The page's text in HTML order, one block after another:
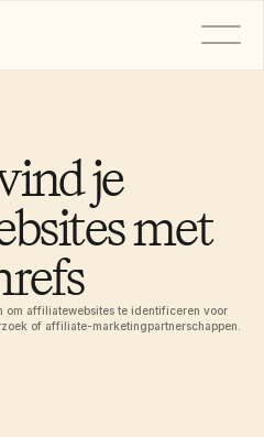
je
met
om affiliatewebsites te identificeren voor
of affiliate-marketingpartnerschappen.